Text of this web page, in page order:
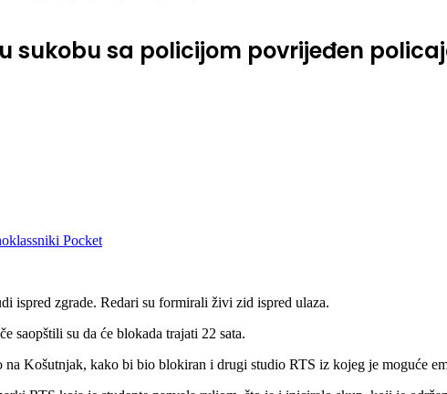
sukobu sa policijom povrijeđen
Pocket
ispred zgrade. Redari su formirali živi zid ispred ulaza.
saopštili su da će blokada trajati 22 sata.
na Košutnjak, kako bi bio blokiran i drugi studio RTS iz kojeg je moguće